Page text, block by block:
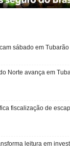
sábado em
Norte avança em
fiscalização de
leitura em